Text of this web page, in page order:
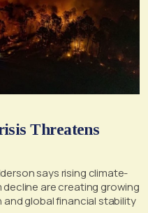
Threatens
says rising climate-
are creating growing
global financial stability